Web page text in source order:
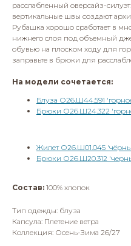
расслабленный оверсайз-
вертикальные швы создают
Рубашка хорошо сработает в
нижнего слоя под объемный
обувью на плоском ходу для
заправьте в брюки для
На модели сочетается:
Блуза О26.Ш44.591
Брюки О26.Ш24.322
Жилет О26.Ш01.045
Брюки О26.Ш20.312
Состав: 100% хлопок
Тип одежды: блуза
Капсула: Плетение ветра
Коллекция: Осень-Зима 26/27